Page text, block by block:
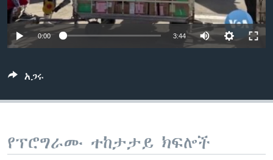
ቋንቋዎች
0:00 3:44
አጋሩ
የፕሮግራሙ ተከታታይ ክፍሎች